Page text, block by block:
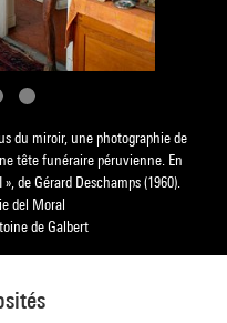
du miroir, une photographie de
tête funéraire péruvienne. En
de Gérard Deschamps (1960).
del Moral
de Galbert